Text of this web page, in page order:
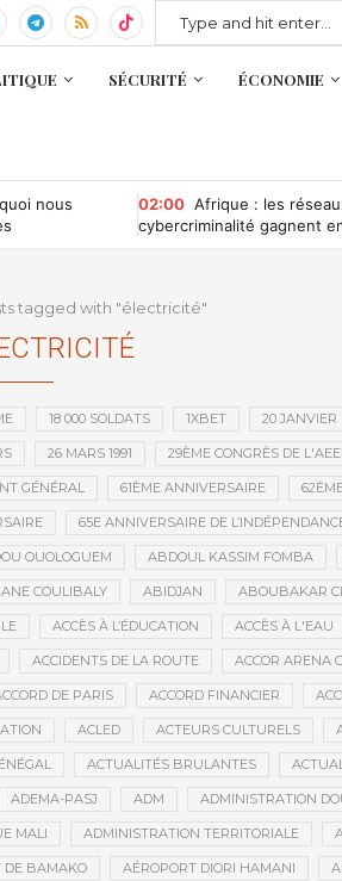
SÉCURITÉ ÉCONOMIE
nous
02:00 Afrique : les
cybercriminalité gagnent
tagged with "électricité"
18 000 SOLDATS 1XBET 20 JANVIER
26 MARS 1991 29ÈME CONGRÈS DE
GÉNÉRAL 61ÈME ANNIVERSAIRE
65E ANNIVERSAIRE DE
OUOLOGUEM ABDOUL KASSIM FOMBA
COULIBALY ABIDJAN ABOUBAKAR
ACCÈS À L’ÉDUCATION ACCÈS À L'EAU
ACCIDENTS DE LA ROUTE ACCOR ARENA
DE PARIS ACCORD FINANCIER
ACLED ACTEURS CULTURELS
ACTUALITÉS BRULANTES
ADEMA-PASJ ADM ADMINISTRATION
MALI ADMINISTRATION TERRITORIALE
DE BAMAKO AÉROPORT DIORI HAMANI